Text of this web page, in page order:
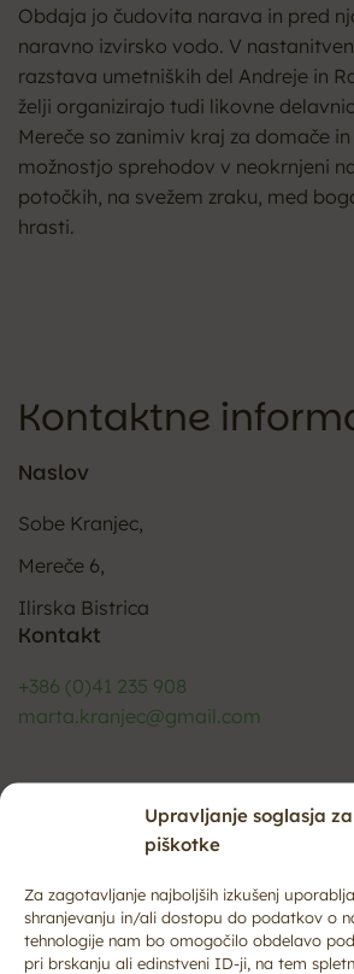
Upravljanje soglasja za
piškotke
Za zagotavljanje najboljših izkušenj
shranjevanju in/ali dostopu do podatkov o
tehnologije nam bo omogočilo obdelavo
pri brskanju ali edinstveni ID-ji, na tem
Obdaja jo čudovita narava in pred
naravno izvirsko vodo. V
razstava umetniških del Andreje in
želji organizirajo tudi likovne
Mereče so zanimiv kraj za domače
možnostjo sprehodov v neokrnjeni
potočkih, na svežem zraku, med
hrasti.
Kontaktne
Naslov
Sobe Kranjec,
Mereče 6,
Ilirska Bistrica
Kontakt
+386 (0)41 235 908
marta.kranjec@gmail.com